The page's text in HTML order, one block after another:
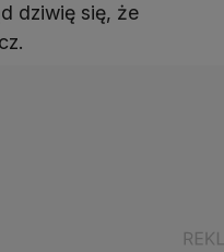
dziwię się, że